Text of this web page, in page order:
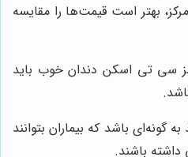
مرکز، بهتر است قیمت‌ها را مقایسه
سی تی اسکن دندان خوب باید
گونه‌ای باشد که بیماران بتوانند
باشند.